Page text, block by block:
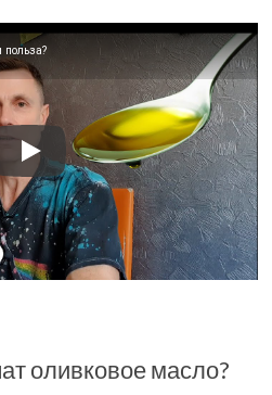
оливковое масло?